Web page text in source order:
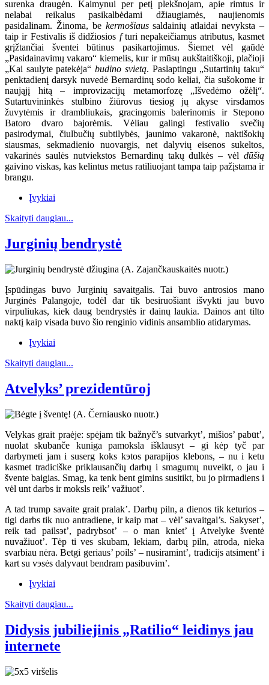
surenka draugėn. Kaimynui per petį plekšnojam, apie rimtus ir
nelabai reikalus pasikalbėdami džiaugiamės, naujienomis
pasidalinam. Žinoma, be kermošiaussaldainių atlaidai nevyksta –
taip ir Festivalis iš didžiosios fturi nepakeičiamus atributus, kasmet
grįžtančiai šventei būtinus pasikartojimus. Šiemet vėl gaũdė
„Pasidainavimų vakaro“ kiemelis, kur ir mūsų aukštaitiškoji, plačioji
„Kai saulyte patekėja“budino svietą. Paslaptingu „Sutartinių taku“
penktadienį darsyk nuvedė Bernardinų sodo keliai, čia sušokome ir
naująjį hitą – improvizacijų metamorfozę „Išvedėmo ožėlį“.
Sutartuvininkės stulbino žiūrovus tiesiog jų akyse virsdamos
žuvytėmis ir drambliukais, gracingomis balerinomis ir Stepono
Batoro dvaro bajorėmis. Vėliau galingi festivalio svečių
pasirodymai, čiulbučių subtilybės, jaunimo vakaronė, naktišokių
siausmas, sekmadienio nuovargis, net dalyvių eisenos sukeltos,
vakarinės saulės nutviekstos Bernardinų takų dulkės – vėl dūšią
gaivino viskas, kas kelintus metus ratiliuojant tampa taip pažįstama ir
brangu.
Įvykiai
Skaityti daugiau...
Jurginių bendrystė
Įspūdingas buvo Jurginių savaitgalis. Tai buvo antrosios mano
Jurginės Palangoje, todėl dar tik besiruošiant išvykti jau buvo
virpuliukas, kiek daug bendrystės ir dainų laukia. Dainos ant tilto
naktį kaip visada buvo šio renginio vidinis ansamblio atidarymas.
Įvykiai
Skaityti daugiau...
Atvelyks’ prezidentūroj
Velykas grait praėje: spėjam tik bažnyč’s sutvarkyt’, mišios’ pabūt’,
nuolat skubanče kuniga pamoksla išklausyt – gi kėp tyč par
darbymeti jam i suserg koks kэtos parapijos klebons, – nu i ketu
kasmet tradiciške priklausančių darbų i smagumų nuveikt, o jau i
švente baigias. Smag, ka tenk bent gimins susitikt, bu jo pirmadiens i
vėl unt darbs ir moksls reik’ važiuot’.
A tad trump savaite grait pralak’. Darbų piln, a dienos tik keturios –
tigi darbs tik nuo antradiene, ir kaip mat – vėl’ savaitgal’s. Sakyset’,
reik tad pailsэt’, padrybsot’ – o man kniet’ į Atvelyke šventė
nuvažiuot’. Tėp ti ves skubam, lekiam, darbų piln, atroda, nieka
svarbiau nėra. Betgi geriaus’ poils’ – nusiramint’, tradicijs atsiment’ i
kart su vэsės dalyvaut bendram pasibuvim’.
Įvykiai
Skaityti daugiau...
Didysis jubiliejinis „Ratilio“ leidinys jau
internete